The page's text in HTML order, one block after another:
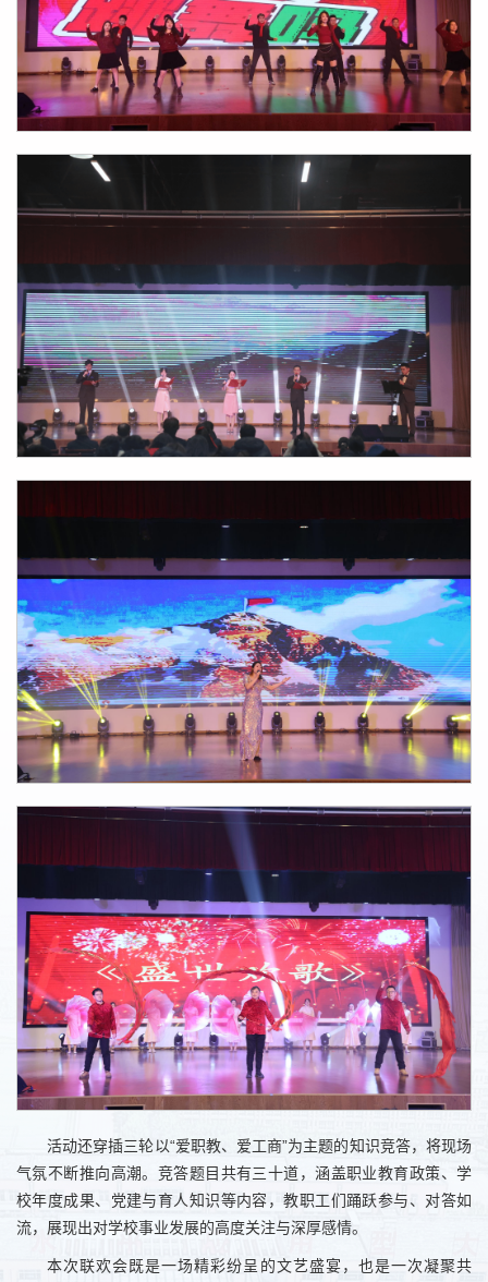
活动还穿插三轮以“爱职教、爱工商”为主题的知识竞答，将现场
气氛不断推向高潮。竞答题目共有三十道，涵盖职业教育政策、学
校年度成果、党建与育人知识等内容，教职工们踊跃参与、对答如
流，展现出对学校事业发展的高度关注与深厚感情。
本次联欢会既是一场精彩纷呈的文艺盛宴，也是一次凝聚共